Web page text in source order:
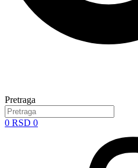
Pretraga
0 RSD 0